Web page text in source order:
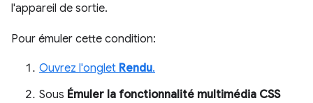
l'appareil de sortie.
Pour émuler cette condition:
Ouvrez l'onglet Rendu.
Sous Émuler la fonctionnalité multimédia CSS